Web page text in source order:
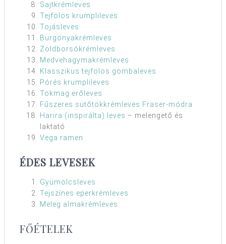
Sajtkrémleves
Tejfölös krumplileves
Tojásleves
Burgonyakrémleves
Zöldborsókrémleves
Medvehagymakrémleves
Klasszikus tejfölös gombaleves
Pórés krumplileves
Tökmag erőleves
Fűszeres sütőtökkrémleves Fraser-módra
Harira (inspirálta) leves – melengető és
laktató
Vega ramen
ÉDES LEVESEK
Gyümölcsleves
Tejszínes eperkrémleves
Meleg almakrémleves
FŐÉTELEK